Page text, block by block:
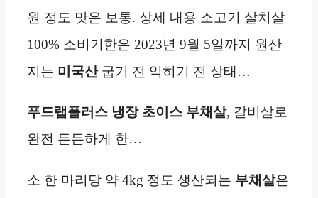
원 정도 맛은 보통. 상세 내용 소고기 살치살
100% 소비기한은 2023년 9월 5일까지 원산
지는 미국산굽기 전 익히기 전 상태…
푸드랩플러스 냉장 초이스 부채살, 갈비살로
완전 든든하게 한…
소 한 마리당 약 4kg 정도 생산되는 부채살은